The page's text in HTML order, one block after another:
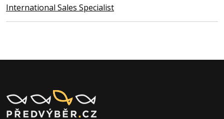
International Sales Specialist